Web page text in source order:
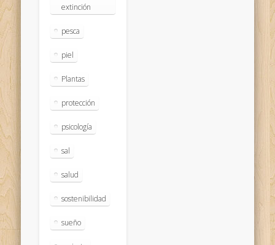
extinción
pesca
piel
Plantas
protección
psicología
sal
salud
sostenibilidad
sueño